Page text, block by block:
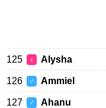
125 ♀ Alysha
126 ♂ Ammiel
127 ♂ Ahanu